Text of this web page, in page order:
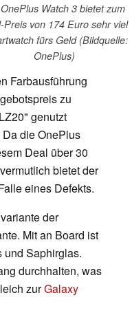
Watch 3 bietet zum
Preis von 174 Euro sehr viel
fürs Geld (Bildquelle:
OnePlus)
Farbausführung
zu
genutzt
Da die OnePlus
Deal über 30
bietet der
eines Defekts.
der
Mit an Board ist
und Saphirglas.
durchhalten, was
zurGalaxy